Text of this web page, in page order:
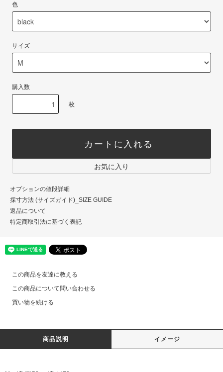
色
サイズ
購入数
枚
カートに入れる
お気に入り
オプションの値段詳細
採寸方法 (サイズガイド)_SIZE GUIDE
返品について
特定商取引法に基づく表記
この商品を友達に教える
この商品について問い合わせる
買い物を続ける
商品説明 イメージ